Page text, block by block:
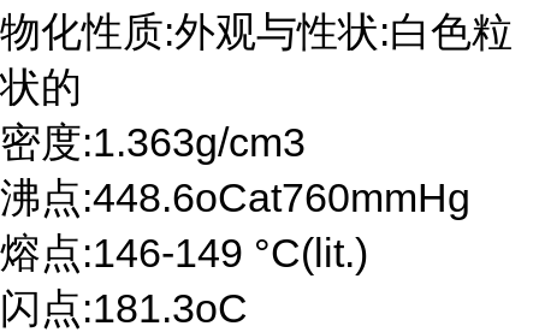
物化性质:外观与性状:白色粒
状的
密度:1.363g/cm3
沸点:448.6oCat760mmHg
熔点:146-149 °C(lit.)
闪点:181.3oC